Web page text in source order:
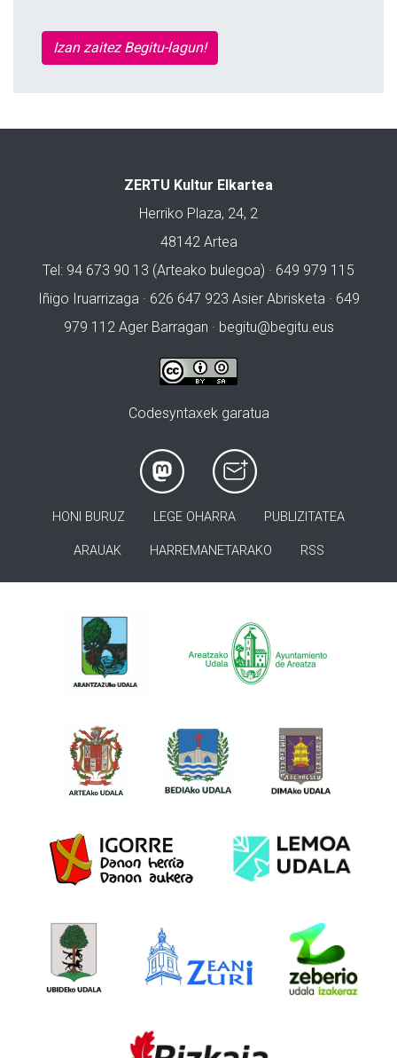
Izan zaitez Begitu-lagun!
ZERTU Kultur Elkartea
Herriko Plaza, 24, 2
48142 Artea
Tel: 94 673 90 13 (Arteako bulegoa) · 649 979 115
Iñigo Iruarrizaga · 626 647 923 Asier Abrisketa · 649
979 112 Ager Barragan · begitu@begitu.eus
Codesyntaxek garatua
HONI BURUZ LEGE OHARRA PUBLIZITATEA
ARAUAK HARREMANETARAKO RSS